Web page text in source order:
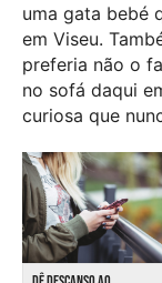
uma gata bebé
em Viseu.
preferia não o
no sofá daqui
curiosa que